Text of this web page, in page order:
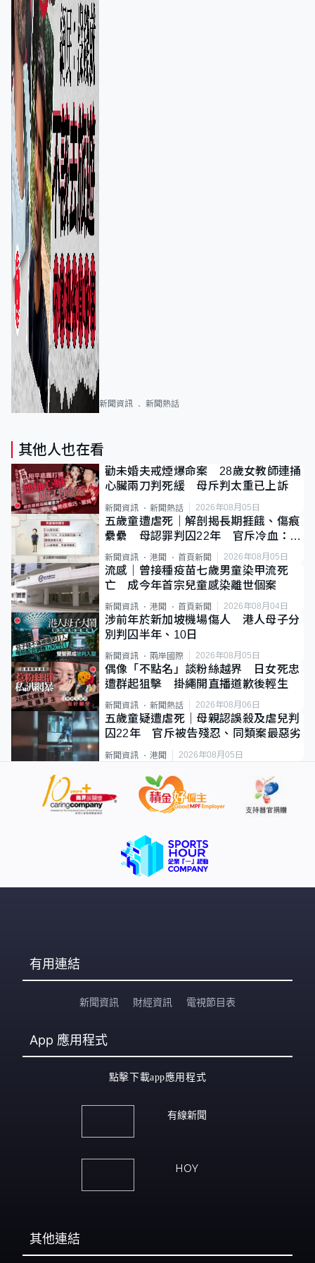
新聞資訊 新聞熱話
其他人也在看
勸未婚夫戒煙爆命案 28歲女教師連捅
心臟兩刀判死緩 母斥判太重已上訴
新聞資訊 新聞熱話 2026年08月05日
五歲童遭虐死｜解剖揭長期捱餓、傷痕
纍纍 母認罪判囚22年 官斥冷血：同
類案最惡劣
新聞資訊 港聞 首頁新聞 2026年08月05日
流感｜曾接種疫苗七歲男童染甲流死
亡 成今年首宗兒童感染離世個案
新聞資訊 港聞 首頁新聞 2026年08月04日
涉前年於新加坡機場傷人 港人母子分
別判囚半年、10日
新聞資訊 兩岸國際 2026年08月05日
偶像「不點名」談粉絲越界 日女死忠
遭群起狙擊 掛繩開直播道歉後輕生
新聞資訊 新聞熱話 2026年08月06日
五歲童疑遭虐死｜母親認誤殺及虐兒判
囚22年 官斥被告殘忍、同類案最惡劣
新聞資訊 港聞 2026年08月05日
有用連結
新聞資訊 財經資訊 電視節目表
App 應用程式
點擊下載app應用程式
有線新聞
HOY
其他連結